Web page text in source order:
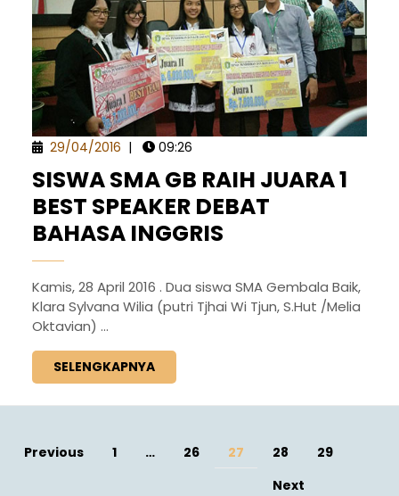
29/04/2016 | 09:26
SISWA SMA GB RAIH JUARA 1
BEST SPEAKER DEBAT
BAHASA INGGRIS
Kamis, 28 April 2016 . Dua siswa SMA Gembala Baik,
Klara Sylvana Wilia (putri Tjhai Wi Tjun, S.Hut /Melia
Oktavian) ...
SELENGKAPNYA
Previous 1 … 26 27 28
29
Next